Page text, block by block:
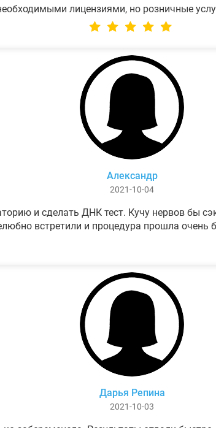
лицензиями, но розничные
Александр
2021-10-04
и сделать ДНК тест. Кучу нервов бы
встретили и процедура прошла очень
Дарья Репина
2021-10-03